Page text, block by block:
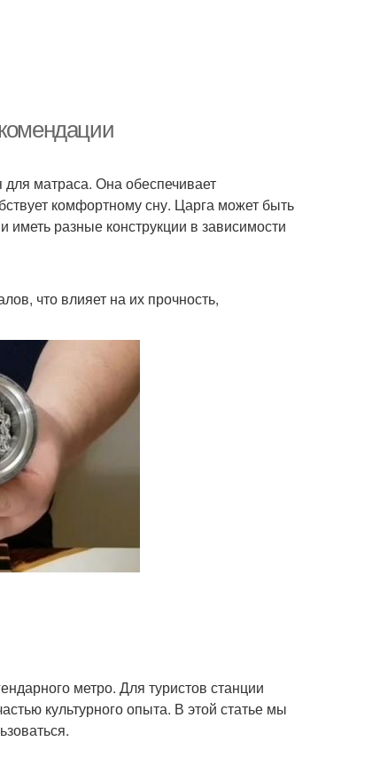
матраса. Она обеспечивает
комфортному сну. Царга может быть
иметь разные конструкции в зависимости
что влияет на их прочность,
метро. Для туристов станции
культурного опыта. В этой статье мы